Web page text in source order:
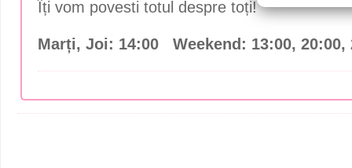
Îți vom povesti totul despre toți!
Marți, Joi: 14:00 Weekend: 13:00, 20:00,